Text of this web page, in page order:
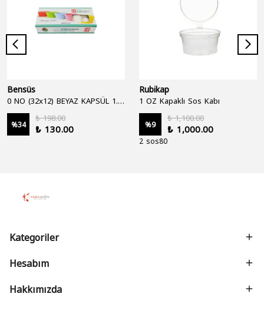
Bensüs
%34
₺ 198.00
₺ 130.00
Rubikap
1 OZ Kapaklı Sos Kabı
%9
₺ 1,100.00
₺ 1,000.00
2 sos80
Kategoriler
Hesabım
Hakkımızda